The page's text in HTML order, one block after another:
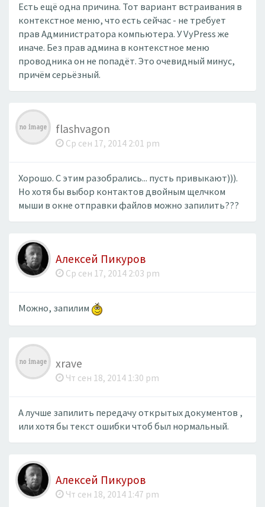
Есть ещё одна причина. Тот вариант встраивания в
контекстное меню, что есть сейчас - не требует
прав Администратора компьютера. У VyPress же
иначе. Без прав админа в контекстное меню
проводника он не попадёт. Это очевидный минус,
причём серьёзный.
flashvagon
Ср сен 17, 2014 2:01 pm
Хорошо. С этим разобрались... пусть привыкают))).
Но хотя бы выбор контактов двойным щелчком
мыши в окне отправки файлов можно запилить???
Алексей Пикуров
Ср сен 17, 2014 2:03 pm
Можно, запилим
xrave
Чт сен 18, 2014 1:30 pm
А лучше запилить передачу открытых документов ,
или хотя бы текст ошибки чтоб был нормальный.
Алексей Пикуров
Чт сен 18, 2014 1:47 pm